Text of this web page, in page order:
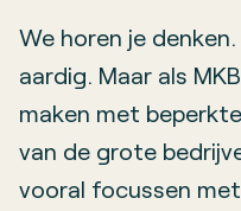
We horen je
aardig. Maar als
maken met
van de grote
vooral focussen